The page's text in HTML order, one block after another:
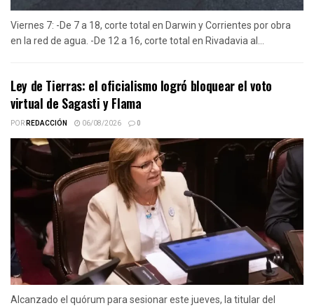
Viernes 7: -De 7 a 18, corte total en Darwin y Corrientes por obra
en la red de agua. -De 12 a 16, corte total en Rivadavia al...
Ley de Tierras: el oficialismo logró bloquear el voto
virtual de Sagasti y Flama
PORREDACCIÓN 06/08/2026 0
Alcanzado el quórum para sesionar este jueves, la titular del